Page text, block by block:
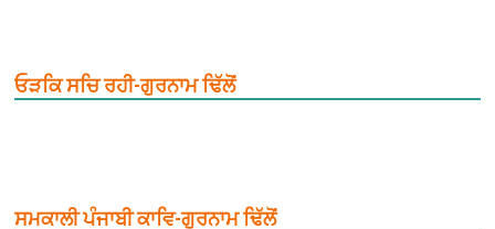
ਓੜਕਿ ਸਚਿ ਰਹੀ-ਗੁਰਨਾਮ ਢਿੱਲੋਂ
ਸਮਕਾਲੀ ਪੰਜਾਬੀ ਕਾਵਿ-ਗੁਰਨਾਮ ਢਿੱਲੋਂ